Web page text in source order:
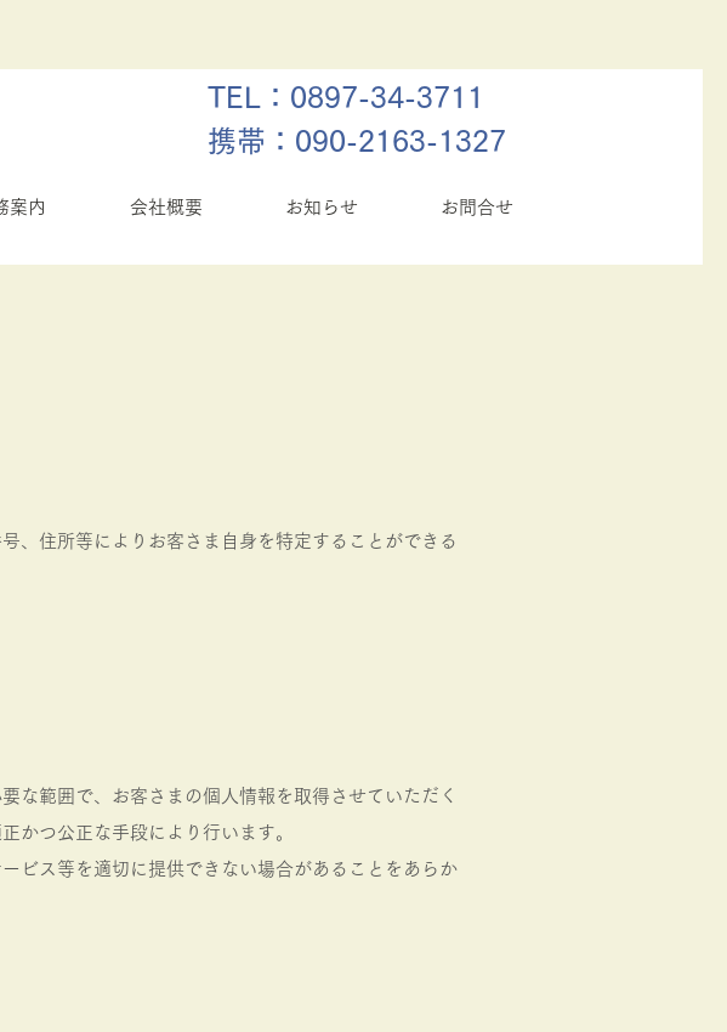
TEL：0897-34-3711
​​携帯：090-2163-1327
案内 会社概要 お知らせ お問合せ
、住所等によりお客さま自身を特定することができる
な範囲で、お客さまの個人情報を取得させていただく
かつ公正な手段により行います。
ビス等を適切に提供できない場合があることをあらか